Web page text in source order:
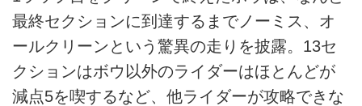
最終セクションに到達するまでノーミス、オ
ールクリーンという驚異の走りを披露。13セ
クションはボウ以外のライダーはほとんどが
減点5を喫するなど、他ライダーが攻略できな